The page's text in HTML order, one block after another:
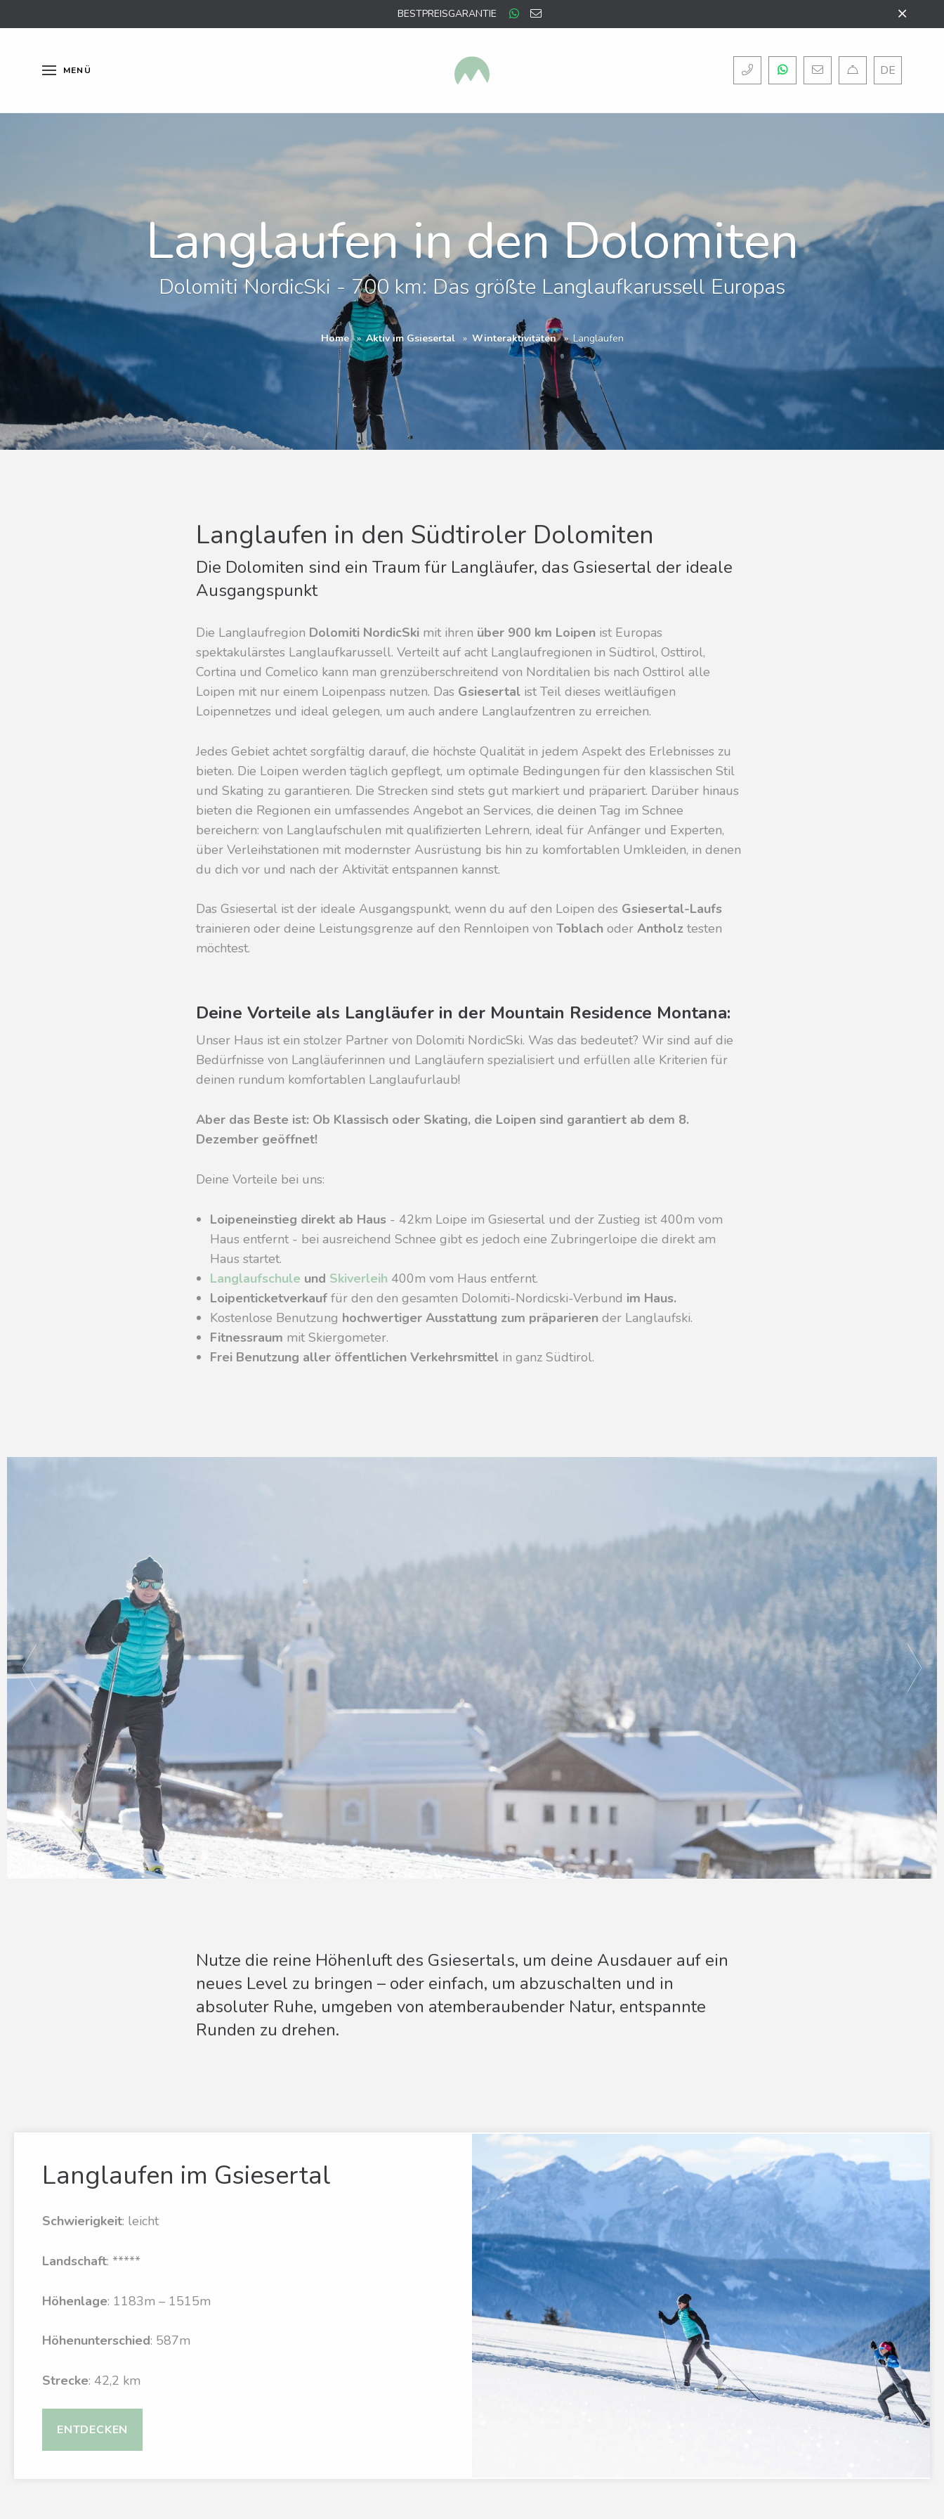
BESTPREISGARANTIE
DE
MENÜ
Langlaufen in den Dolomiten
Dolomiti NordicSki - 700 km: Das größte Langlaufkarussell Europas
Home Aktiv im Gsiesertal Winteraktivitäten Langlaufen
Langlaufen in den Südtiroler Dolomiten
Die Dolomiten sind ein Traum für Langläufer, das Gsiesertal der ideale
Ausgangspunkt
Die Langlaufregion Dolomiti NordicSkimit ihren über 900 km Loipenist Europas
spektakulärstes Langlaufkarussell. Verteilt auf acht Langlaufregionen in Südtirol, Osttirol,
Cortina und Comelico kann man grenzüberschreitend von Norditalien bis nach Osttirol alle
Loipen mit nur einem Loipenpass nutzen. Das Gsiesertalist Teil dieses weitläufigen
Loipennetzes und ideal gelegen, um auch andere Langlaufzentren zu erreichen.
Jedes Gebiet achtet sorgfältig darauf, die höchste Qualität in jedem Aspekt des Erlebnisses zu
bieten. Die Loipen werden täglich gepflegt, um optimale Bedingungen für den klassischen Stil
und Skating zu garantieren. Die Strecken sind stets gut markiert und präpariert. Darüber hinaus
bieten die Regionen ein umfassendes Angebot an Services, die deinen Tag im Schnee
bereichern: von Langlaufschulen mit qualifizierten Lehrern, ideal für Anfänger und Experten,
über Verleihstationen mit modernster Ausrüstung bis hin zu komfortablen Umkleiden, in denen
du dich vor und nach der Aktivität entspannen kannst.
Das Gsiesertal ist der ideale Ausgangspunkt, wenn du auf den Loipen des Gsiesertal-Laufs
trainieren oder deine Leistungsgrenze auf den Rennloipen von Toblachoder Antholztesten
möchtest.
Deine Vorteile als Langläufer in der Mountain Residence Montana:
Unser Haus ist ein stolzer Partner von Dolomiti NordicSki. Was das bedeutet? Wir sind auf die
Bedürfnisse von Langläuferinnen und Langläufern spezialisiert und erfüllen alle Kriterien für
deinen rundum komfortablen Langlaufurlaub!
Aber das Beste ist: Ob Klassisch oder Skating, die Loipen sind garantiert ab dem 8.
Dezember geöffnet!
Deine Vorteile bei uns:
Loipeneinstieg direkt ab Haus- 42km Loipe im Gsiesertal und der Zustieg ist 400m vom
Haus entfernt - bei ausreichend Schnee gibt es jedoch eine Zubringerloipe die direkt am
Haus startet.
Langlaufschule und Skiverleih 400m vom Haus entfernt.
Loipenticketverkauffür den den gesamten Dolomiti-Nordicski-Verbund im Haus.
Kostenlose Benutzung hochwertiger Ausstattung zum präparierender Langlaufski.
Fitnessraum mit Skiergometer.
Frei Benutzung aller öffentlichen Verkehrsmittelin ganz Südtirol.
Nutze die reine Höhenluft des Gsiesertals, um deine Ausdauer auf ein
neues Level zu bringen – oder einfach, um abzuschalten und in
absoluter Ruhe, umgeben von atemberaubender Natur, entspannte
Runden zu drehen.
Langlaufen im Gsiesertal
Schwierigkeit: leicht
Landschaft: *****
Höhenlage: 1183m – 1515m
Höhenunterschied: 587m
Strecke: 42,2 km
ENTDECKEN